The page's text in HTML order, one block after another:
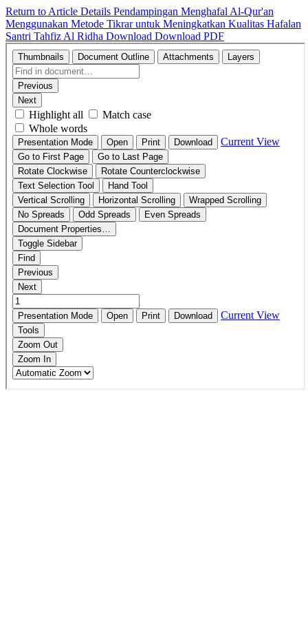
Return to Article Details Pendampingan Menghafal Al-Qur'an
Menggunakan Metode Tikrar untuk Meningkatkan Kualitas Hafalan
Santri Tahfiz Al Ridha Download Download PDF